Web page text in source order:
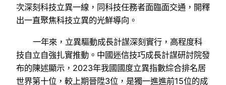
次深刻科技立異一線，同科技任務者面臨面交通，開釋
出一直聚焦科技立異的光鮮導向。
一年來，立異驅動成長計謀深刻實行，高程度科
技自立自強扎實推動。中國迷信技巧成長計謀研討院發
布的陳述顯示，2023年我國國度立異指數綜合排名居
世界第十位，較上期晉陞3位，是獨一進進前15位的成